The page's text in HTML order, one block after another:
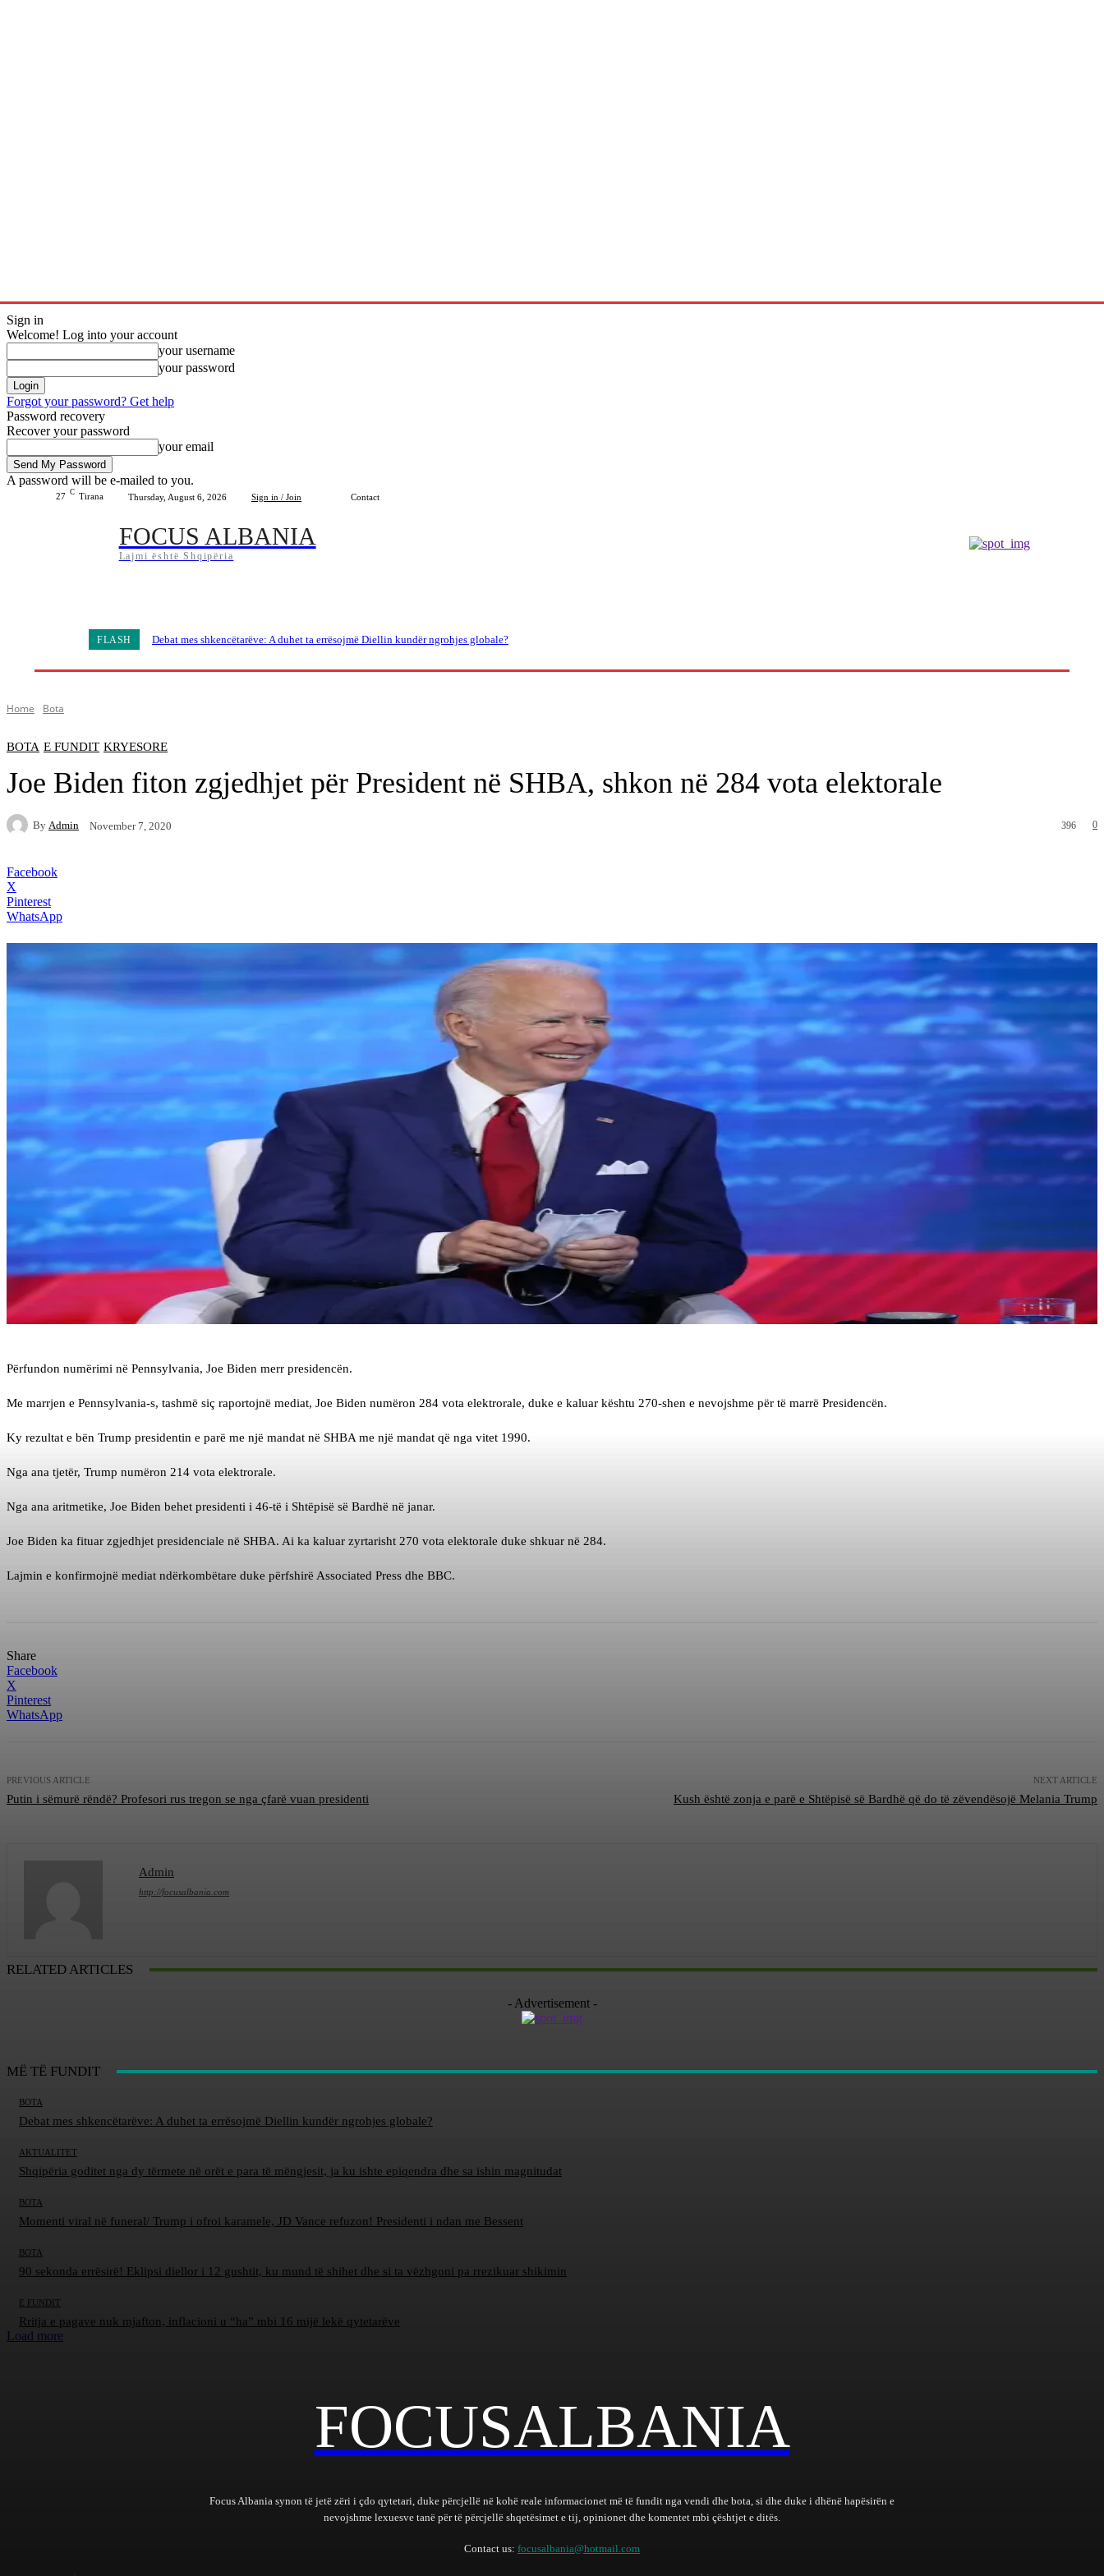
Sign in
Welcome! Log into your account
your username
your password
Forgot your password? Get help
Password recovery
Recover your password
your email
A password will be e-mailed to you.
27 C Tirana Thursday, August 6, 2026 Sign in / Join Contact
FOCUS ALBANIA
Lajmi është Shqipëria
FLASH Debat mes shkencëtarëve: A duhet ta errësojmë Diellin kundër ngrohjes globale?
Home Bota
BOTA E FUNDIT KRYESORE
Joe Biden fiton zgjedhjet për President në SHBA, shkon në 284 vota elektorale
By Admin November 7, 2020 0
396
Facebook
X
Pinterest
WhatsApp
Përfundon numërimi në Pennsylvania, Joe Biden merr presidencën.
Me marrjen e Pennsylvania-s, tashmë siç raportojnë mediat, Joe Biden numëron 284 vota elektrorale, duke e kaluar kështu 270-shen e nevojshme për të marrë Presidencën.
Ky rezultat e bën Trump presidentin e parë me një mandat në SHBA me një mandat që nga vitet 1990.
Nga ana tjetër, Trump numëron 214 vota elektrorale.
Nga ana aritmetike, Joe Biden behet presidenti i 46-të i Shtëpisë së Bardhë në janar.
Joe Biden ka fituar zgjedhjet presidenciale në SHBA. Ai ka kaluar zyrtarisht 270 vota elektorale duke shkuar në 284.
Lajmin e konfirmojnë mediat ndërkombëtare duke përfshirë Associated Press dhe BBC.
Share
Facebook
X
Pinterest
WhatsApp
PREVIOUS ARTICLE
Putin i sëmurë rëndë? Profesori rus tregon se nga çfarë vuan presidenti
NEXT ARTICLE
Kush është zonja e parë e Shtëpisë së Bardhë që do të zëvendësojë Melania Trump
Admin
http://focusalbania.com
RELATED ARTICLES
- Advertisement -
MË TË FUNDIT
BOTA
Debat mes shkencëtarëve: A duhet ta errësojmë Diellin kundër ngrohjes globale?
AKTUALITET
Shqipëria goditet nga dy tërmete në orët e para të mëngjesit, ja ku ishte epiqendra dhe sa ishin magnitudat
BOTA
Momenti viral në funeral/ Trump i ofroi karamele, JD Vance refuzon! Presidenti i ndan me Bessent
BOTA
90 sekonda errësirë! Eklipsi diellor i 12 gushtit, ku mund të shihet dhe si ta vëzhgoni pa rrezikuar shikimin
E FUNDIT
Rritja e pagave nuk mjafton, inflacioni u “ha” mbi 16 mijë lekë qytetarëve
Load more
FOCUSALBANIA
Focus Albania synon të jetë zëri i çdo qytetari, duke përcjellë në kohë reale informacionet më të fundit nga vendi dhe bota, si dhe duke i dhënë hapësirën e
nevojshme lexuesve tanë për të përcjellë shqetësimet e tij, opinionet dhe komentet mbi çështjet e ditës.
Contact us: focusalbania@hotmail.com